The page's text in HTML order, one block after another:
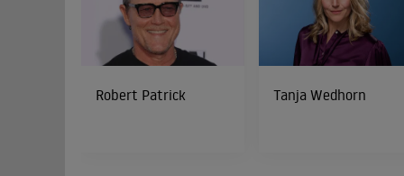
Robert Patrick Tanja Wedhorn